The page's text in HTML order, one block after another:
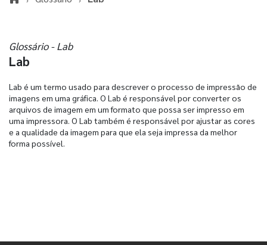
Glossário - Lab
Lab
Lab é um termo usado para descrever o processo de impressão de
imagens em uma gráfica. O Lab é responsável por converter os
arquivos de imagem em um formato que possa ser impresso em
uma impressora. O Lab também é responsável por ajustar as cores
e a qualidade da imagem para que ela seja impressa da melhor
forma possível.